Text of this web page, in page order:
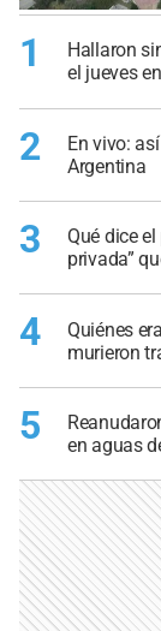
1
Hallaron
el jueves
2
En vivo:
Argentina
3
Qué dice
privada”
4
Quiénes
murieron
5
en aguas